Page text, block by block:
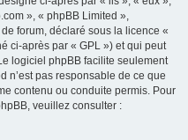
», « phpBB Limited »,
forum, déclaré sous la licence «
ci-après par « GPL ») et qui peut
logiciel phpBB facilite seulement
n’est pas responsable de ce que
contenu ou conduite permis. Pour
veuillez consulter :